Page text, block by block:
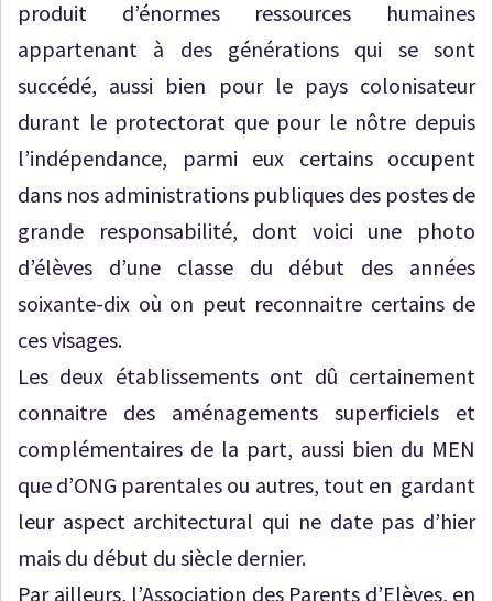
produit d’énormes ressources humaines
appartenant à des générations qui se sont
succédé, aussi bien pour le pays colonisateur
durant le protectorat que pour le nôtre depuis
l’indépendance, parmi eux certains occupent
dans nos administrations publiques des postes de
grande responsabilité, dont voici une photo
d’élèves d’une classe du début des années
soixante-dix où on peut reconnaitre certains de
ces visages.
Les deux établissements ont dû certainement
connaitre des aménagements superficiels et
complémentaires de la part, aussi bien du MEN
que d’ONG parentales ou autres, tout en gardant
leur aspect architectural qui ne date pas d’hier
mais du début du siècle dernier.
Par ailleurs, l’Association des Parents d’Elèves, en